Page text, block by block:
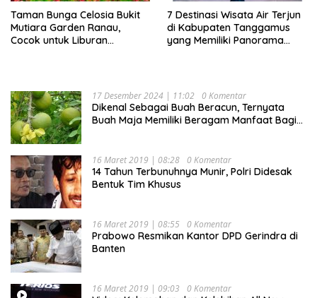
Taman Bunga Celosia Bukit
Mutiara Garden Ranau,
Cocok untuk Liburan
7 Destinasi Wisata Air Terjun
di Kabupaten Tanggamus
yang Memiliki Panorama
17 Desember 2024 | 11:02 0 Komentar
Dikenal Sebagai Buah Beracun, Ternyata
Buah Maja Memiliki Beragam Manfaat Bagi
16 Maret 2019 | 08:28 0 Komentar
14 Tahun Terbunuhnya Munir, Polri Didesak
Bentuk Tim Khusus
16 Maret 2019 | 08:55 0 Komentar
Prabowo Resmikan Kantor DPD Gerindra di
Banten
16 Maret 2019 | 09:03 0 Komentar